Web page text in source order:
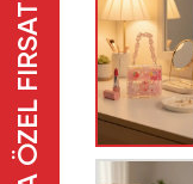
SANA ÖZEL FIRSAT